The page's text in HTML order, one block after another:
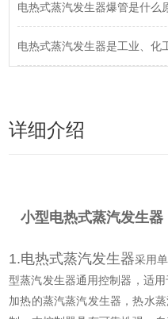
电热式蒸汽发生器爆管是什么
详细介绍
小型电热式蒸汽发生器
1.电热式蒸汽发生器采用
型蒸汽发生器通用控制器，适
加热的蒸汽蒸汽发生器，热水